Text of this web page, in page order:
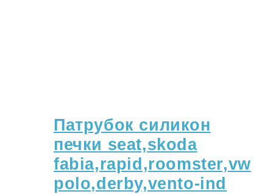
Патрубок силикон
печки seat,skoda
fabia,rapid,roomster,vw
polo,derby,vento-ind